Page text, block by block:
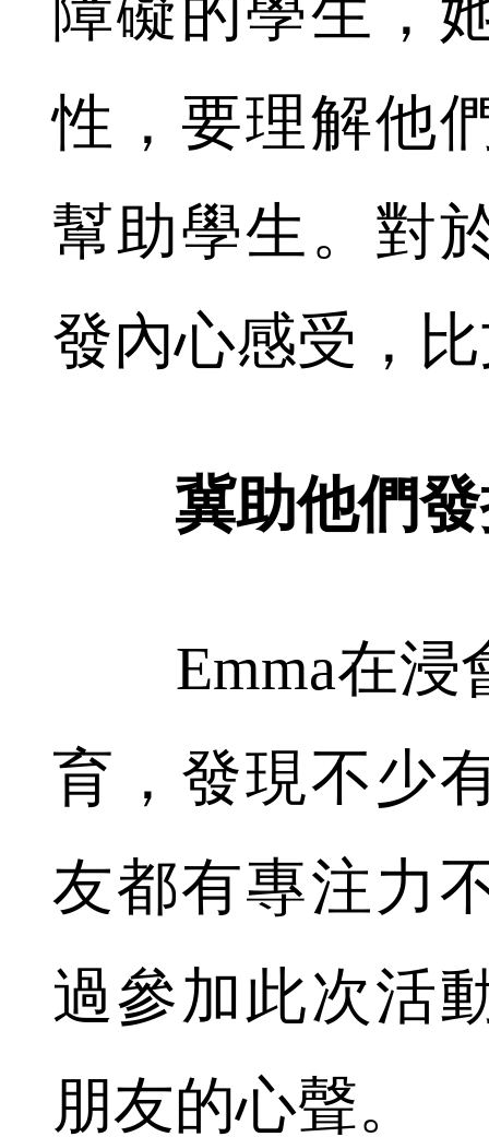
性，要理解他
幫助學生。對
發內心感受，
冀助他們發
Emma在浸
育，發現不少
友都有專注力
過參加此次活
朋友的心聲。